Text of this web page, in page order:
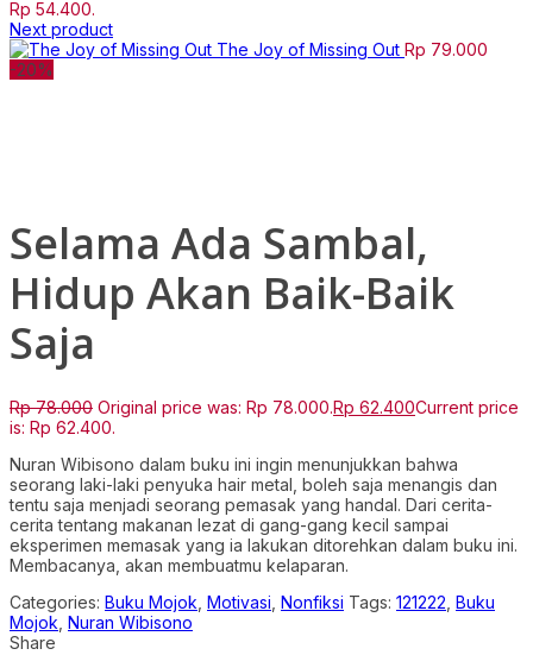
Rp 54.400.
Next product
The Joy of Missing Out Rp 79.000
-20%
Selama Ada Sambal,
Hidup Akan Baik-Baik
Saja
Rp78.000 Original price was: Rp 78.000.Rp 62.400Current price
is: Rp 62.400.
Nuran Wibisono dalam buku ini ingin menunjukkan bahwa
seorang laki-laki penyuka hair metal, boleh saja menangis dan
tentu saja menjadi seorang pemasak yang handal. Dari cerita-
cerita tentang makanan lezat di gang-gang kecil sampai
eksperimen memasak yang ia lakukan ditorehkan dalam buku ini.
Membacanya, akan membuatmu kelaparan.
Categories: Buku Mojok Motivasi Nonfiksi Tags: 121222 Buku
Mojok Nuran Wibisono
Share